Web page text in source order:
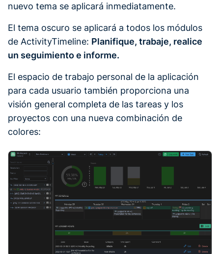
nuevo tema se aplicará inmediatamente.
El tema oscuro se aplicará a todos los módulos
de ActivityTimeline: Planifique, trabaje, realice
un seguimiento e informe.
El espacio de trabajo personal de la aplicación
para cada usuario también proporciona una
visión general completa de las tareas y los
proyectos con una nueva combinación de
colores: